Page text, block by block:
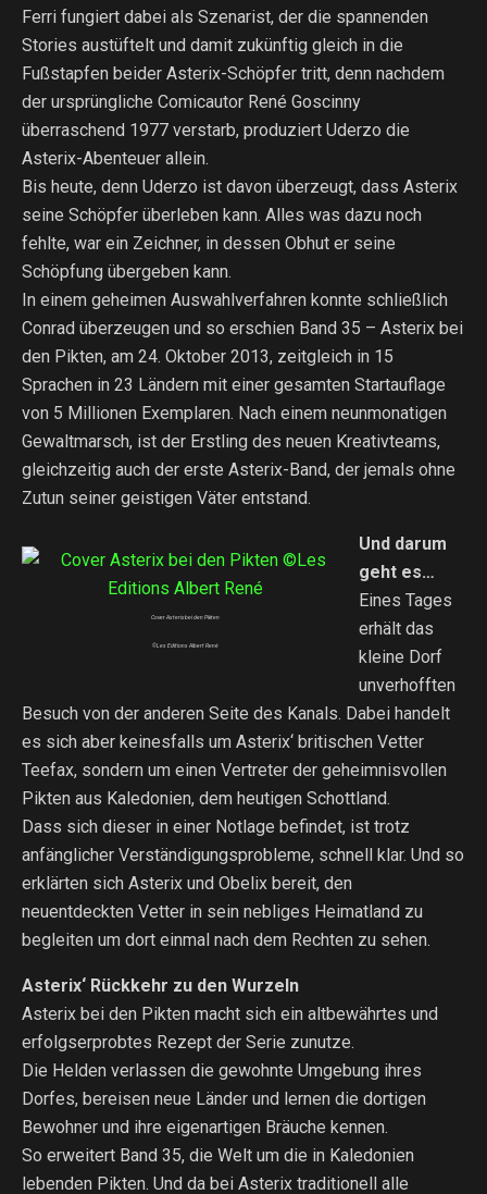
Ferri fungiert dabei als Szenarist, der die spannenden
Stories austüftelt und damit zukünftig gleich in die
Fußstapfen beider Asterix-Schöpfer tritt, denn nachdem
der ursprüngliche Comicautor René Goscinny
überraschend 1977 verstarb, produziert Uderzo die
Asterix-Abenteuer allein.
Bis heute, denn Uderzo ist davon überzeugt, dass Asterix
seine Schöpfer überleben kann. Alles was dazu noch
fehlte, war ein Zeichner, in dessen Obhut er seine
Schöpfung übergeben kann.
In einem geheimen Auswahlverfahren konnte schließlich
Conrad überzeugen und so erschien Band 35 – Asterix bei
den Pikten, am 24. Oktober 2013, zeitgleich in 15
Sprachen in 23 Ländern mit einer gesamten Startauflage
von 5 Millionen Exemplaren. Nach einem neunmonatigen
Gewaltmarsch, ist der Erstling des neuen Kreativteams,
gleichzeitig auch der erste Asterix-Band, der jemals ohne
Zutun seiner geistigen Väter entstand.
Cover Asterix bei den Pikten
©Les Editions Albert René
Und darum
geht es…
Eines Tages
erhält das
kleine Dorf
unverhofften
Besuch von der anderen Seite des Kanals. Dabei handelt
es sich aber keinesfalls um Asterix‘ britischen Vetter
Teefax, sondern um einen Vertreter der geheimnisvollen
Pikten aus Kaledonien, dem heutigen Schottland.
Dass sich dieser in einer Notlage befindet, ist trotz
anfänglicher Verständigungsprobleme, schnell klar. Und so
erklärten sich Asterix und Obelix bereit, den
neuentdeckten Vetter in sein nebliges Heimatland zu
begleiten um dort einmal nach dem Rechten zu sehen.
Asterix‘ Rückkehr zu den Wurzeln
Asterix bei den Pikten macht sich ein altbewährtes und
erfolgserprobtes Rezept der Serie zunutze.
Die Helden verlassen die gewohnte Umgebung ihres
Dorfes, bereisen neue Länder und lernen die dortigen
Bewohner und ihre eigenartigen Bräuche kennen.
So erweitert Band 35, die Welt um die in Kaledonien
lebenden Pikten. Und da bei Asterix traditionell alle